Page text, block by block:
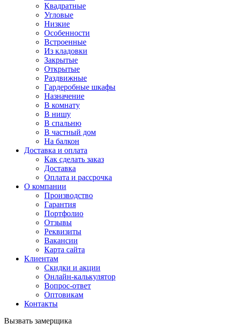
Квадратные
Угловые
Низкие
Особенности
Встроенные
Из кладовки
Закрытые
Открытые
Раздвижные
Гардеробные шкафы
Назначение
В комнату
В нишу
В спальню
В частный дом
На балкон
Доставка и оплата
Как сделать заказ
Доставка
Оплата и рассрочка
О компании
Производство
Гарантия
Портфолио
Отзывы
Реквизиты
Вакансии
Карта сайта
Клиентам
Скидки и акции
Онлайн-калькулятор
Вопрос-ответ
Оптовикам
Контакты
Вызвать замерщика